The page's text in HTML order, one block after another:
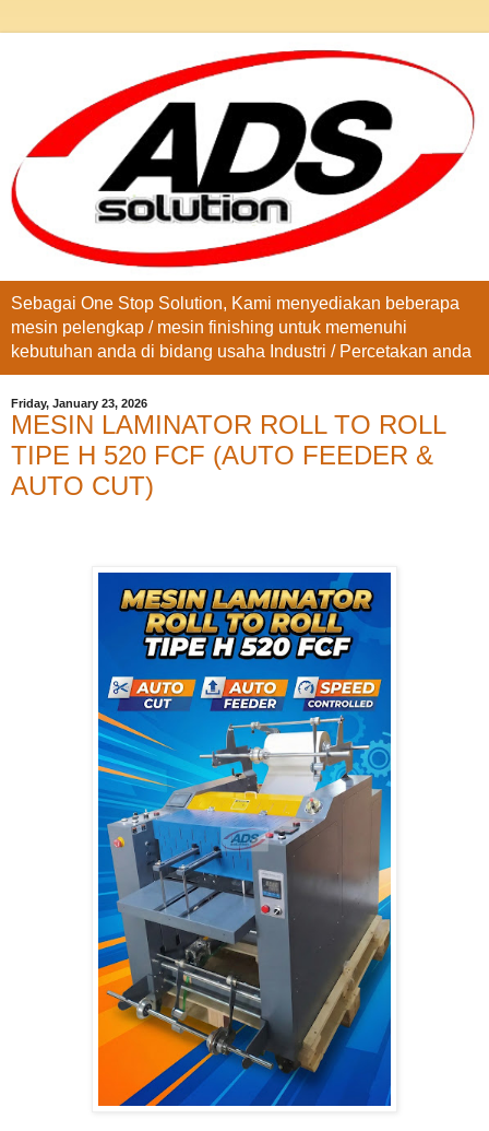
Sebagai One Stop Solution, Kami menyediakan beberapa
mesin pelengkap / mesin finishing untuk memenuhi
kebutuhan anda di bidang usaha Industri / Percetakan anda
Friday, January 23, 2026
MESIN LAMINATOR ROLL TO ROLL
TIPE H 520 FCF (AUTO FEEDER &
AUTO CUT)